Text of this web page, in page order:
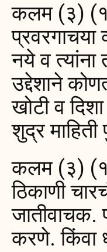
कलम (३)
प्रवरगाचया
नये व त्यांना
उद्देशाने
खोटी व
शुद्र माहिती
कलम (३)
ठिकाणी
जातीवाचक.
करणे. किंवा